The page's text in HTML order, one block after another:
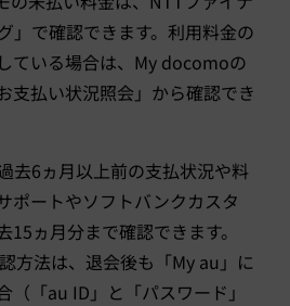
」で確認できます。利用料金の
ている場合は、My docomoの
支払い状況照会」から確認でき
去6ヵ月以上前の支払状況や料
ポートやソフトバンクカスタ
ヵ月分まで確認できます。
方法は、退会後も「My au」に
（「au ID」と「パスワード」